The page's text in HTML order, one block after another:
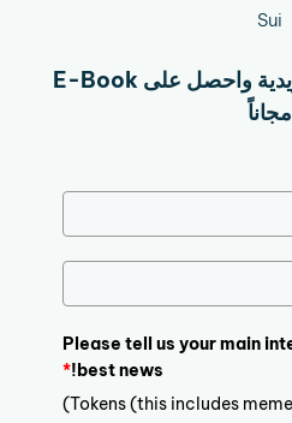
Sui
اشترك في النشرة البريدية واحصل على E-Book
مجاناً
Please tell us your main
best news!
*
Tokens (this includes